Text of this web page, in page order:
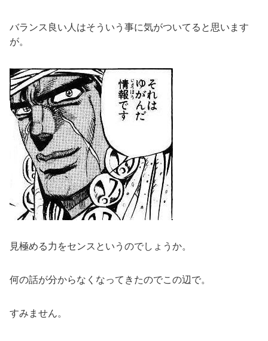
バランス良い人はそういう事に気がついてると思います
が。
見極める力をセンスというのでしょうか。
何の話が分からなくなってきたのでこの辺で。
すみません。